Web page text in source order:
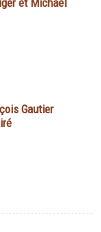
et Michaël
Gautier